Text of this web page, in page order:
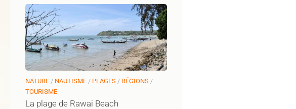
NATURE / NAUTISME / PLAGES / RÉGIONS /
TOURISME
La plage de Rawai Beach